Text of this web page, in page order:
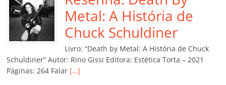
o
o
k
p
p
n Cl
a
ss
ro
n
k
til
h
ar
Metal: A História de
Chuck Schuldiner
Livro: “Death by Metal: A História de Chuck
Schuldiner” Autor: Rino Gissi Editora: Estética Torta – 2021
Páginas: 264 Falar […]